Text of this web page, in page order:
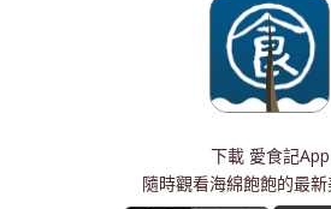
下載 愛食記App
隨時觀看海綿飽飽的最